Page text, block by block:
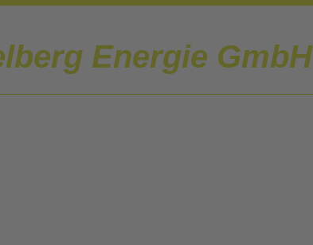
Energie GmbH